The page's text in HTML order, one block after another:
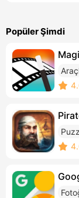
Popüler Şimdi